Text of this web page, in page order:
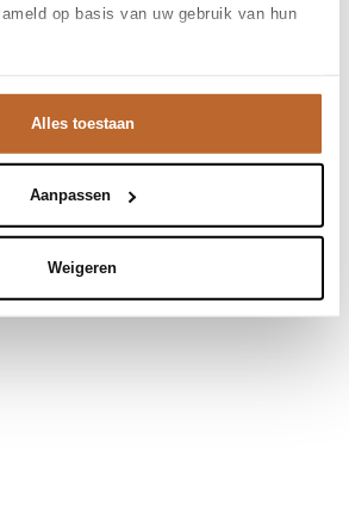
op basis van uw gebruik van hun
Alles toestaan
Aanpassen
Weigeren